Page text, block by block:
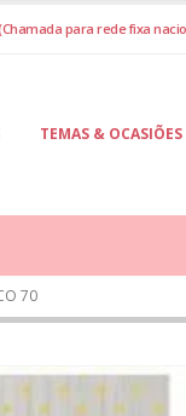
(Chamada para rede fixa
TEMAS & OCASIÕES
70